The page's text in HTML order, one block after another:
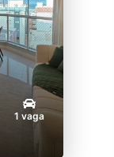
1 vaga